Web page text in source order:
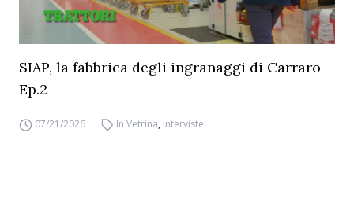
SIAP, la fabbrica degli ingranaggi di Carraro –
Ep.2
07/21/2026 In Vetrina, Interviste